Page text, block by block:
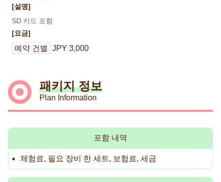
[설명]
SD 카드 포함
[요금]
예약 건별 JPY 3,000
패키지 정보
Plan Information
포함 내역
체험료, 필요 장비 한 세트, 보험료, 세금